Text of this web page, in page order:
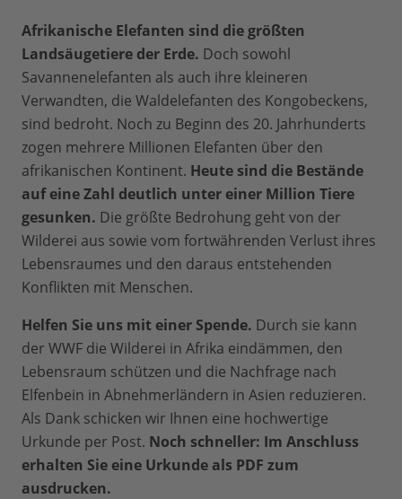
Afrikanische Elefanten sind die größten
Landsäugetiere der Erde. Doch sowohl
Savannenelefanten als auch ihre kleineren
Verwandten, die Waldelefanten des Kongobeckens,
sind bedroht. Noch zu Beginn des 20. Jahrhunderts
zogen mehrere Millionen Elefanten über den
afrikanischen Kontinent. Heute sind die Bestände
auf eine Zahl deutlich unter einer Million Tiere
gesunken. Die größte Bedrohung geht von der
Wilderei aus sowie vom fortwährenden Verlust ihres
Lebensraumes und den daraus entstehenden
Konflikten mit Menschen.
Helfen Sie uns mit einer Spende. Durch sie kann
der WWF die Wilderei in Afrika eindämmen, den
Lebensraum schützen und die Nachfrage nach
Elfenbein in Abnehmerländern in Asien reduzieren.
Als Dank schicken wir Ihnen eine hochwertige
Urkunde per Post. Noch schneller: Im Anschluss
erhalten Sie eine Urkunde als PDF zum
ausdrucken.